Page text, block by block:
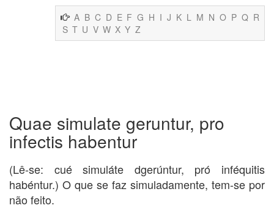
A B C D E F G H I J K L M N O P Q R
S T U V W X Y Z
Quae simulate geruntur, pro
infectis habentur
(Lê-se: cué simuláte dgerúntur, pró inféquitis
habéntur.) O que se faz simuladamente, tem-se por
não feito.